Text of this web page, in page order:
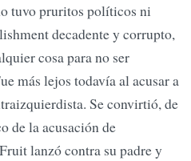
tuvo pruritos políticos ni
decadente y corrupto,
cosa para no ser
más lejos todavía al acusar a
Se convirtió, de
de la acusación de
lanzó contra su padre y